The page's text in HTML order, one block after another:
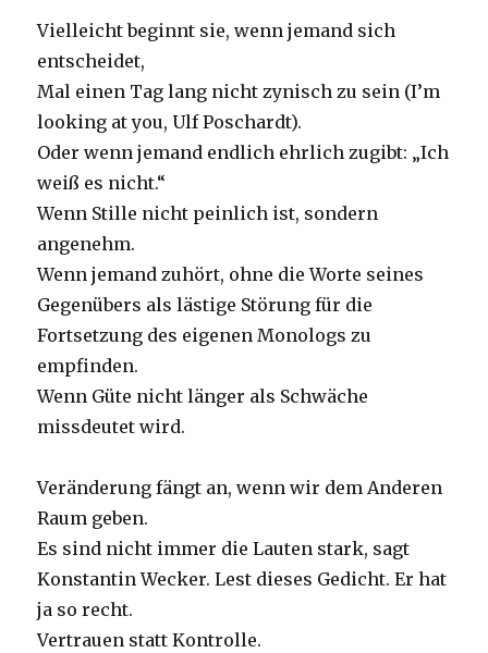
Vielleicht beginnt sie, wenn jemand sich
entscheidet,
Mal einen Tag lang nicht zynisch zu sein (I’m
looking at you, Ulf Poschardt).
Oder wenn jemand endlich ehrlich zugibt: „Ich
weiß es nicht.“
Wenn Stille nicht peinlich ist, sondern
angenehm.
Wenn jemand zuhört, ohne die Worte seines
Gegenübers als lästige Störung für die
Fortsetzung des eigenen Monologs zu
empfinden.
Wenn Güte nicht länger als Schwäche
missdeutet wird.
Veränderung fängt an, wenn wir dem Anderen
Raum geben.
Es sind nicht immer die Lauten stark, sagt
Konstantin Wecker. Lest dieses Gedicht. Er hat
ja so recht.
Vertrauen statt Kontrolle.